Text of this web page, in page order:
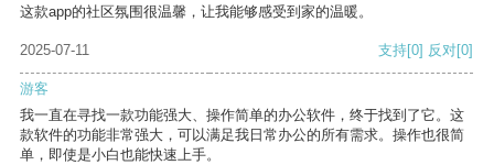
这款app的社区氛围很温馨，让我能够感受到家的温暖。
2025-07-11 支持[0] 反对[0]
游客
我一直在寻找一款功能强大、操作简单的办公软件，终于找到了它。这
款软件的功能非常强大，可以满足我日常办公的所有需求。操作也很简
单，即使是小白也能快速上手。